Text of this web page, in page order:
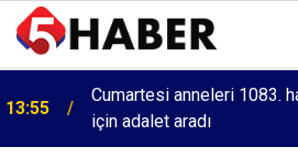
13:55
Cumartesi anneleri 1083.
için adalet aradı